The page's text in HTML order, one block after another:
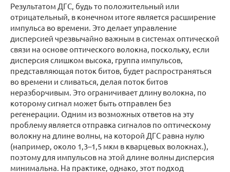
Результатом ДГС, будь то положительный или
отрицательный, в конечном итоге является расширение
импульса во времени. Это делает управление
дисперсией чрезвычайно важным в системах оптической
связи на основе оптического волокна, поскольку, если
дисперсия слишком высока, группа импульсов,
представляющая поток битов, будет распространяться
во времени и сливаться, делая поток битов
неразборчивым. Это ограничивает длину волокна, по
которому сигнал может быть отправлен без
регенерации. Одним из возможных ответов на эту
проблему является отправка сигналов по оптическому
волокну на длине волны, на которой ДГС равна нулю
(например, около 1,3–1,5 мкм в кварцевых волокнах.),
поэтому для импульсов на этой длине волны дисперсия
минимальна. На практике, однако, этот подход